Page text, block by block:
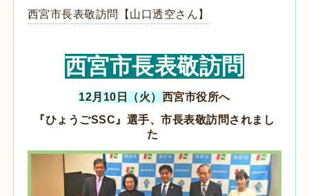
西宮市長表敬訪問【山口透空さん】
西宮市長表敬訪問
12月10日（火） 西宮市役所へ
『ひょうごSSC』選手、市長表敬訪問されまし
た